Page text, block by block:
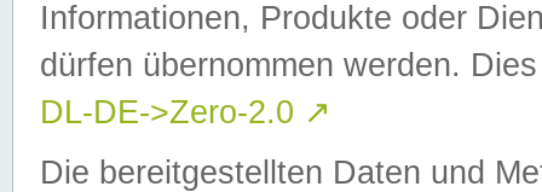
Informationen, Produkte oder
dürfen übernommen werden.
DL-DE->Zero-2.0 ↗
Die bereitgestellten Daten und